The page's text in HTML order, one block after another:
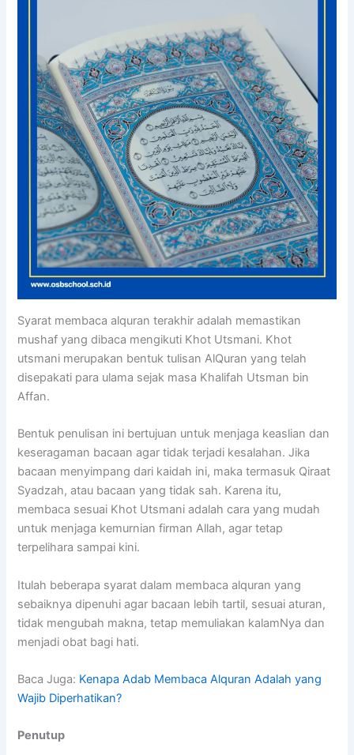
Syarat membaca alquran terakhir adalah memastikan
mushaf yang dibaca mengikuti Khot Utsmani. Khot
utsmani merupakan bentuk tulisan AlQuran yang telah
disepakati para ulama sejak masa Khalifah Utsman bin
Affan.
Bentuk penulisan ini bertujuan untuk menjaga keaslian dan
keseragaman bacaan agar tidak terjadi kesalahan. Jika
bacaan menyimpang dari kaidah ini, maka termasuk Qiraat
Syadzah, atau bacaan yang tidak sah. Karena itu,
membaca sesuai Khot Utsmani adalah cara yang mudah
untuk menjaga kemurnian firman Allah, agar tetap
terpelihara sampai kini.
Itulah beberapa syarat dalam membaca alquran yang
sebaiknya dipenuhi agar bacaan lebih tartil, sesuai aturan,
tidak mengubah makna, tetap memuliakan kalamNya dan
menjadi obat bagi hati.
Baca Juga: Kenapa Adab Membaca Alquran Adalah yang
Wajib Diperhatikan?
Penutup